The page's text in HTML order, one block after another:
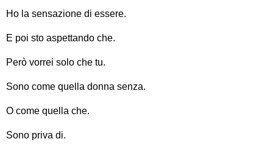
Ho la sensazione di essere.
E poi sto aspettando che.
Però vorrei solo che tu.
Sono come quella donna senza.
O come quella che.
Sono priva di.